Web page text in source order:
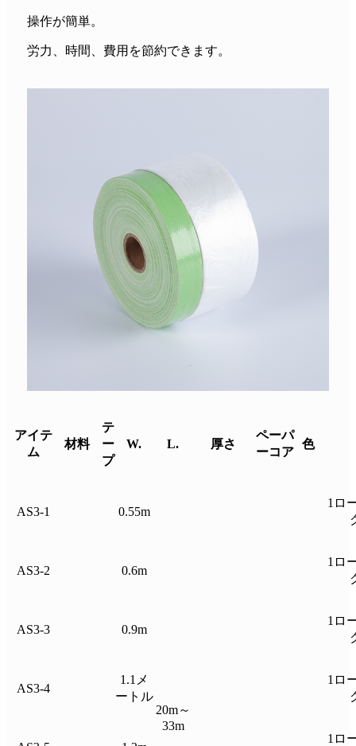
操作が簡単。
労力、時間、費用を節約できます。
アイテ
ム
材料
テ
ー
プ
W. L. 厚さ
ペーパ
ーコア
色
AS3-1 0.55m
20m～
33m
1ロ
AS3-2 0.6m
1ロ
AS3-3 0.9m
1ロ
AS3-4
1.1メ
ートル
1ロ
1ロ